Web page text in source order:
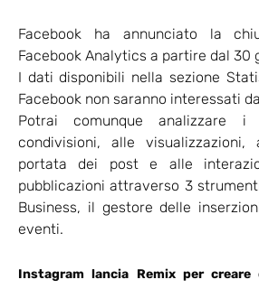
Facebook ha annunciato la
Facebook Analytics a partire dal 30
I dati disponibili nella sezione
Facebook non saranno interessati
Potrai comunque analizzare
condivisioni, alle visualizzazioni,
portata dei post e alle
pubblicazioni attraverso 3
Business, il gestore delle
eventi.
Instagram lancia Remix per